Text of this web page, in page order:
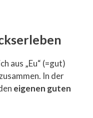
aus „Eu“ (=gut)
In der
eigenen guten